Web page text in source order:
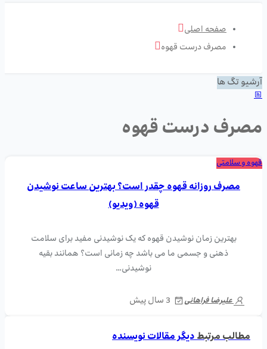
صفحه اصلی
مصرف درست قهوه
آرشیو تگ ها
مصرف درست قهوه
قهوه و سلامتی
مصرف روزانه قهوه چقدر است؟ بهترین ساعت نوشیدن
قهوه (ویدیو)
بهترین زمان نوشیدن قهوه که یک نوشیدنی مفید برای سلامت
ذهنی و جسمی ما می باشد چه زمانی است؟ همانند بقیه
نوشیدنی…
علیرضا فراهانی 3 سال پیش
مطالب مرتبطدیگر مقالات نویسنده